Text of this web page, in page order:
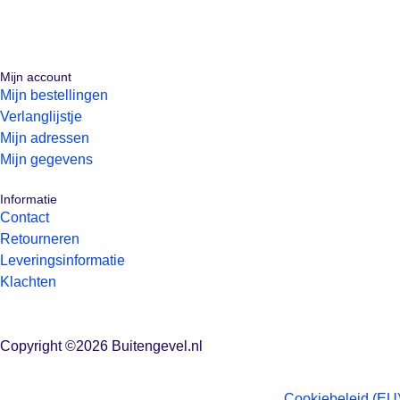
Mijn account
Mijn bestellingen
Verlanglijstje
Mijn adressen
Mijn gegevens
Informatie
Contact
Retourneren
Leveringsinformatie
Klachten
Copyright ©2026 Buitengevel.nl